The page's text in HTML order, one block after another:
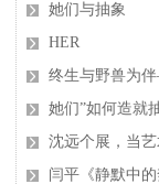
她们与抽象
HER
终生与野兽为
她们”如何造就
沈远个展，当
闫平《静默中的